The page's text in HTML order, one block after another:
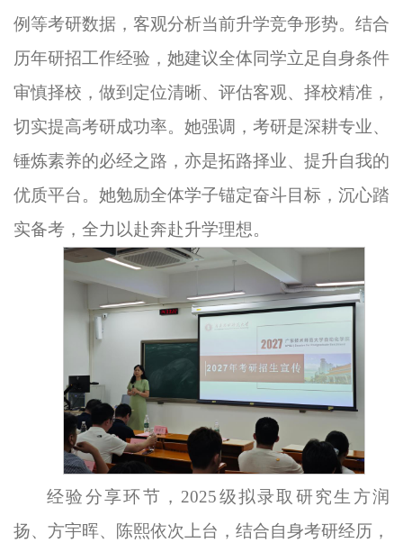
例等考研数据，客观分析当前升学竞争形势。结合
历年研招工作经验，她建议全体同学立足自身条件
审慎择校，做到定位清晰、评估客观、择校精准，
切实提高考研成功率。她强调，考研是深耕专业、
锤炼素养的必经之路，亦是拓路择业、提升自我的
优质平台。她勉励全体学子锚定奋斗目标，沉心踏
实备考，全力以赴奔赴升学理想。
经验分享环节，2025级拟录取研究生方润
扬、方宇晖、陈熙依次上台，结合自身考研经历，